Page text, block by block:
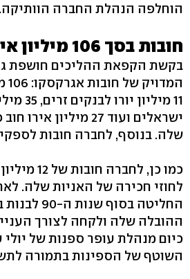
הוחלפה הנהלת החברה הוותיקה.
חובות בסך 106 מיליון אירו
בקשת הקפאת ההליכים חושפת
11
ישראלים ועוד 27
שלה. בנוסף, לחברה חובות
כמו כן,
לחוזי חכירה של האניות שלה.
החליטה
ההובלה שלה ולקחה לצורך
כיום מנהלת עופר ספנות של
השוטף של הספינות בתמורה